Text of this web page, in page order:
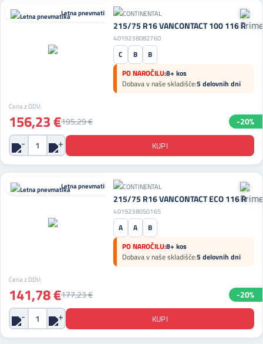
Letna pnevmatika
215/75 R16 VANCONTACT 100 116 R
4019238082760
C B
B
PO NAROČILU:8+ kos
Dobava v naše skladišče:5 delovnih dni
Cena z DDV:
156,23 €195,29 € -20%
Letna pnevmatika
215/75 R16 VANCONTACT ECO 116 R
4019238050165
A A
B
PO NAROČILU:8+ kos
Dobava v naše skladišče:5 delovnih dni
Cena z DDV:
141,78 €177,23 € -20%